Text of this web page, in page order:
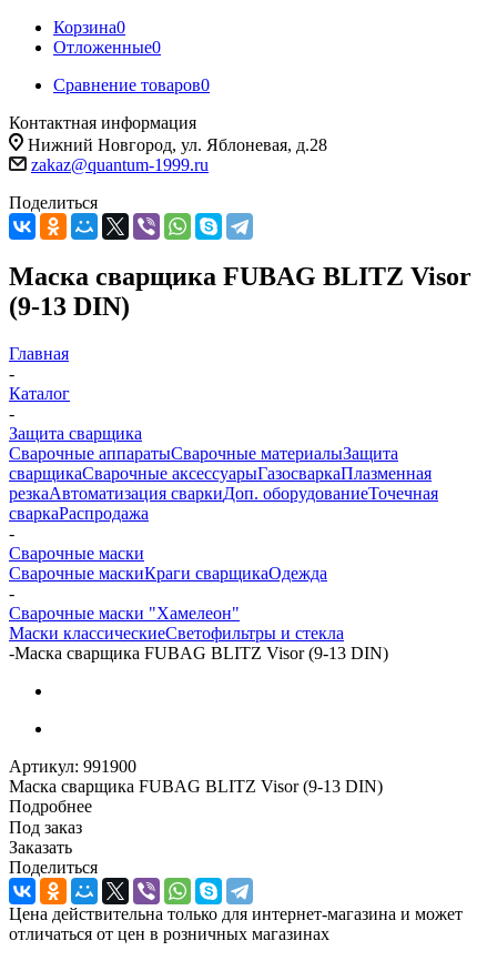
Корзина0
Отложенные0
Сравнение товаров0
Контактная информация
Нижний Новгород, ул. Яблоневая, д.28
zakaz@quantum-1999.ru
Поделиться
Маска сварщика FUBAG BLITZ Visor
(9-13 DIN)
Главная
-
Каталог
-
Защита сварщика
Сварочные аппаратыСварочные материалыЗащита
сварщикаСварочные аксессуарыГазосваркаПлазменная
резкаАвтоматизация сваркиДоп. оборудованиеТочечная
сваркаРаспродажа
-
Сварочные маски
Сварочные маскиКраги сварщикаОдежда
-
Сварочные маски "Хамелеон"
Маски классическиеСветофильтры и стекла
-Маска сварщика FUBAG BLITZ Visor (9-13 DIN)
Артикул: 991900
Маска сварщика FUBAG BLITZ Visor (9-13 DIN)
Подробнее
Под заказ
Заказать
Поделиться
Цена действительна только для интернет-магазина и может
отличаться от цен в розничных магазинах